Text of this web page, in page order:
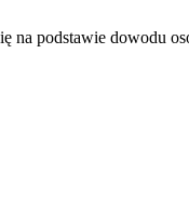
na podstawie dowodu